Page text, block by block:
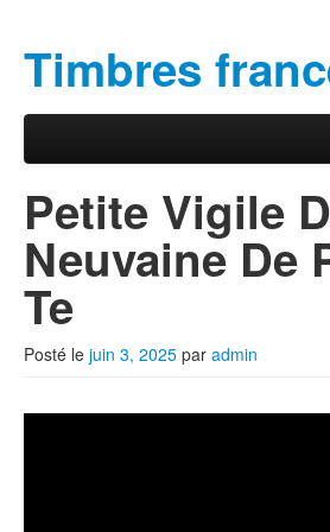
Timbres
Menu principal
Petite Vigile
Neuvaine De
Te
Posté le juin 3, 2025 par admin